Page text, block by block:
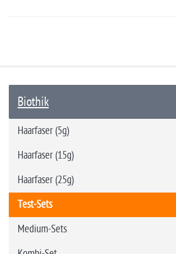
Biothik
Haarfaser (5g)
Haarfaser (15g)
Haarfaser (25g)
Test-Sets
Medium-Sets